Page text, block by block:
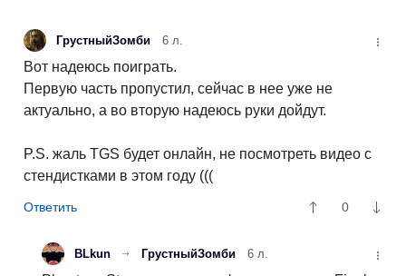
ГрустныйЗомби 6 л.
Вот надеюсь поиграть.
Первую часть пропустил, сейчас в нее уже не
актуально, а во вторую надеюсь руки дойдут.
P.S. жаль TGS будет онлайн, не посмотреть видео с
стендистками в этом году (((
0
BLkun ГрустныйЗомби 6 л.